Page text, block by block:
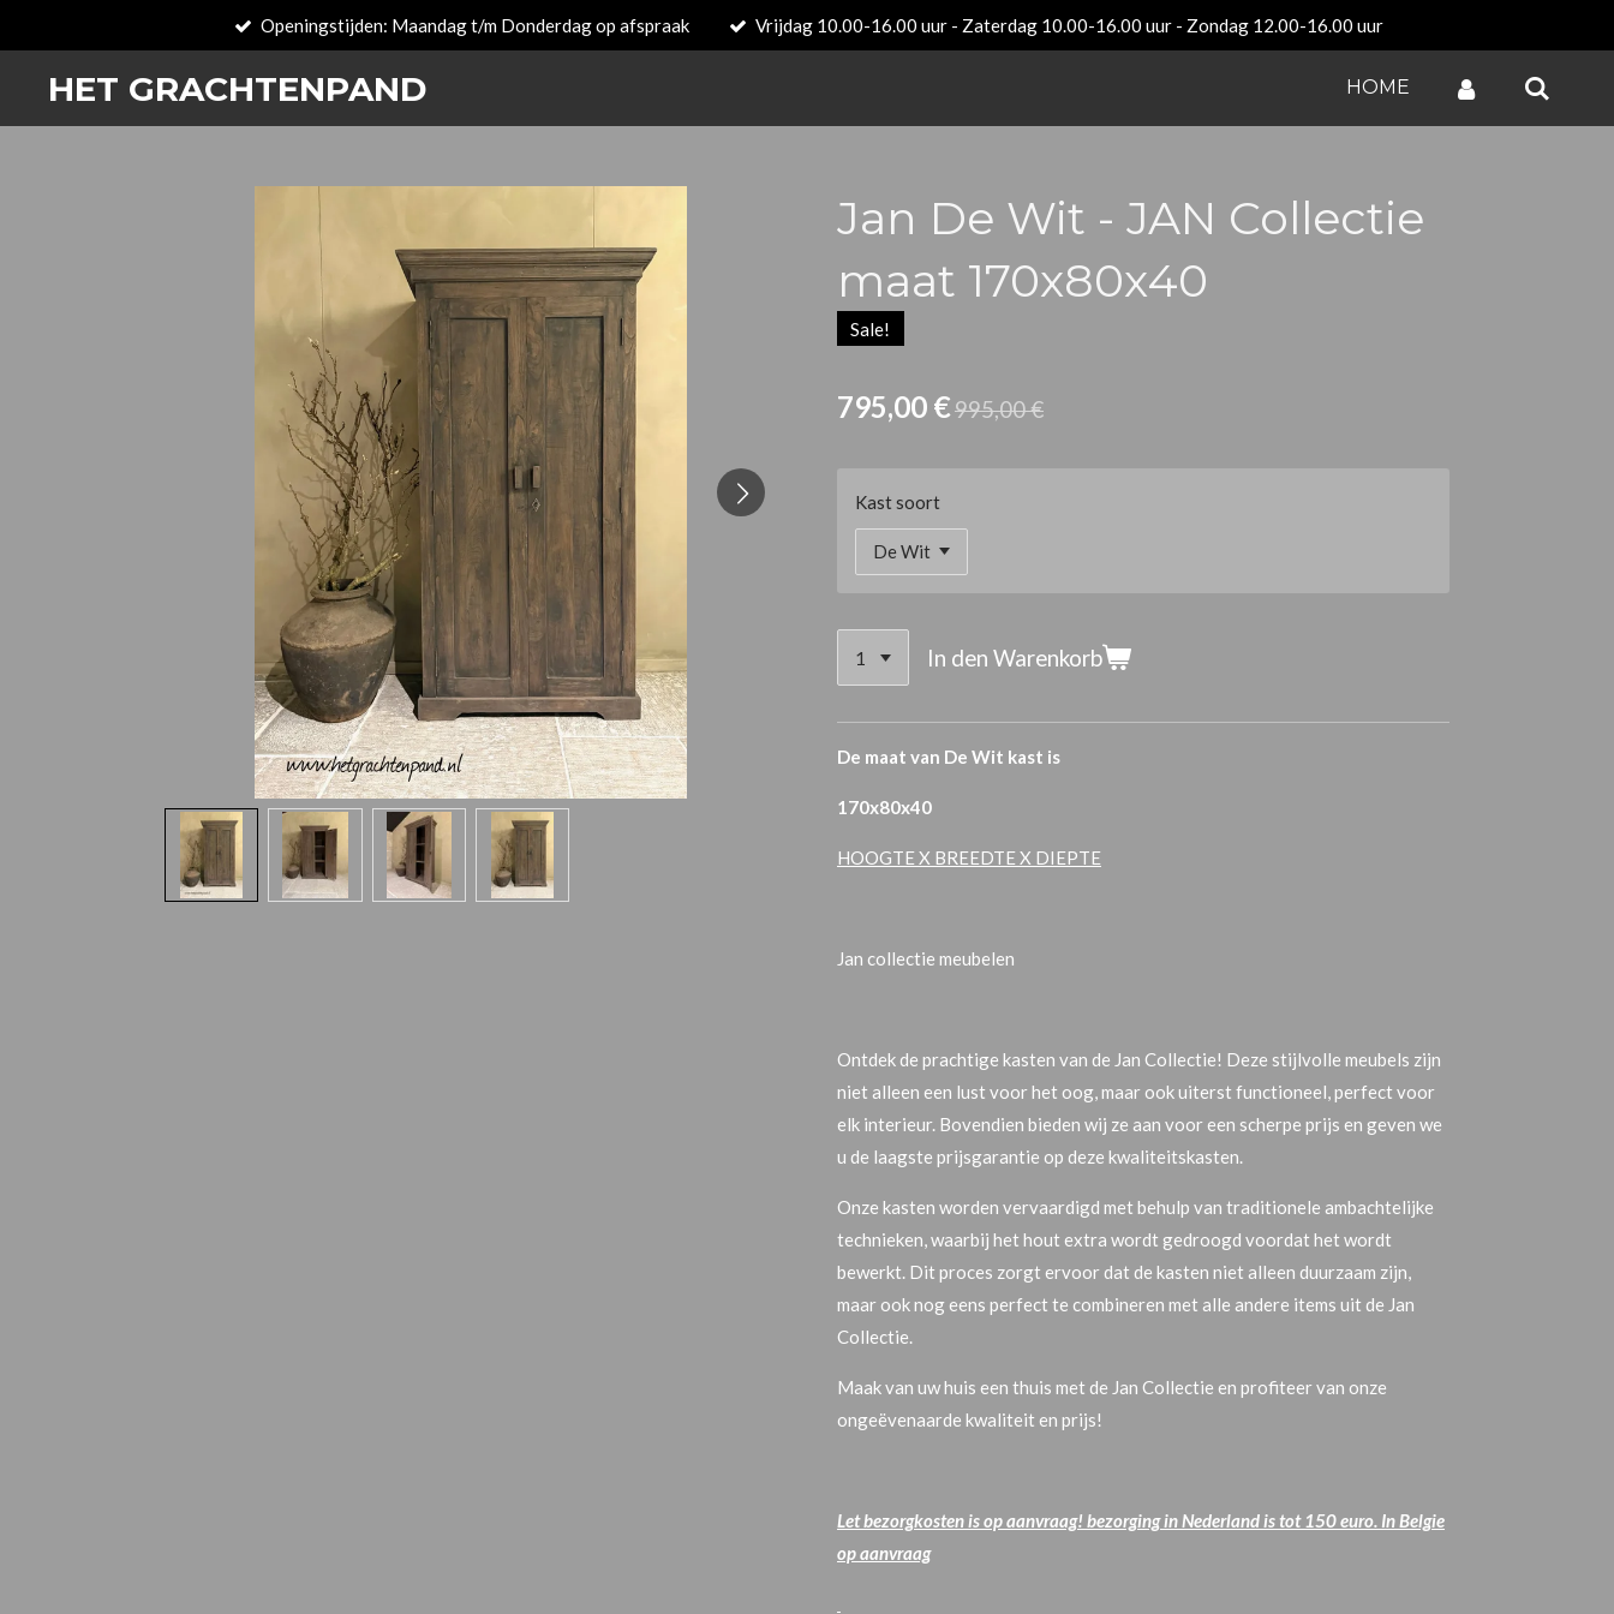
springen
Openingstijden: Maandag t/m Donderdag op afspraak Vrijdag 10.00-16.00 uur - Zaterdag 10.00-16.00 uur - Zondag 12.00-16.00 uur
HET GRACHTENPAND HOME
Jan De Wit - JAN Collectie
maat 170x80x40
Sale!
795,00 €995,00 €
Kast soort
In den Warenkorb
De maat van De Wit kast is
170x80x40
HOOGTE X BREEDTE X DIEPTE
Jan collectie meubelen
Ontdek de prachtige kasten van de Jan Collectie! Deze stijlvolle meubels zijn
niet alleen een lust voor het oog, maar ook uiterst functioneel, perfect voor
elk interieur. Bovendien bieden wij ze aan voor een scherpe prijs en geven we
u de laagste prijsgarantie op deze kwaliteitskasten.
Onze kasten worden vervaardigd met behulp van traditionele ambachtelijke
technieken, waarbij het hout extra wordt gedroogd voordat het wordt
bewerkt. Dit proces zorgt ervoor dat de kasten niet alleen duurzaam zijn,
maar ook nog eens perfect te combineren met alle andere items uit de Jan
Collectie.
Maak van uw huis een thuis met de Jan Collectie en profiteer van onze
ongeëvenaarde kwaliteit en prijs!
Let bezorgkosten is op aanvraag! bezorging in Nederland is tot 150 euro. In Belgie
op aanvraag